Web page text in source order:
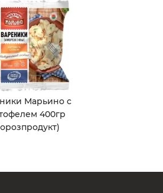
Марьино с
400гр